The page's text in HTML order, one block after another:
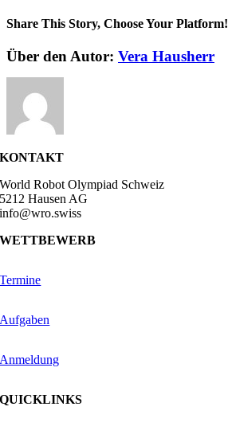
Share This Story, Choose Your Platform!
Facebook
X
Reddit
LinkedIn
WhatsApp
Telegram
Tumblr
Pinterest
Vk
Xing
E-
Über den Autor: Vera Hausherr
KONTAKT
World Robot Olympiad Schweiz
5212 Hausen AG
info@wro.swiss
WETTBEWERB
Termine
Aufgaben
Anmeldung
QUICKLINKS